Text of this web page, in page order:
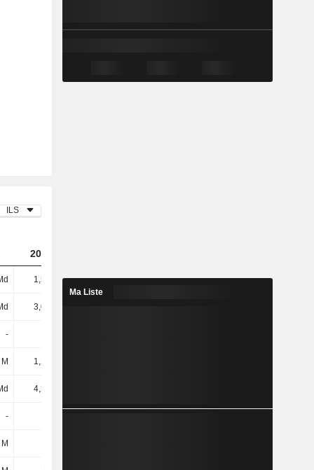
ILS
2023
1,59 Md 1,4 Md 3,26 Md
3,02 Md
-
1,22 Md
4,24 Md
-
Ma Liste